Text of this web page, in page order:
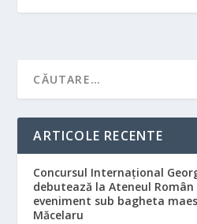
ARTICOLE RECENTE
Concursul Internațional
debutează la Ateneul
eveniment sub bagheta
Măcelaru